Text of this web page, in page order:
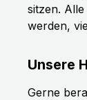
sitzen.
werden,
Unsere
Gerne